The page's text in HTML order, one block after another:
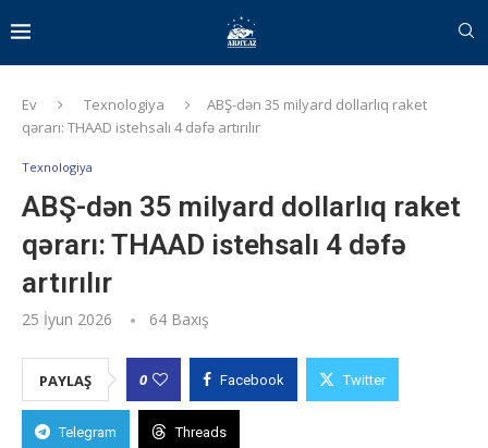
Ev Texnologiya
ABŞ-dən 35 milyard dollarlıq raket
qərarı: THAAD istehsalı 4 dəfə artırılır
Texnologiya
ABŞ-dən 35 milyard dollarlıq raket
qərarı: THAAD istehsalı 4 dəfə
artırılır
25 İyun 2026 64 Baxış
PAYLAŞ 0 Facebook Twitter
Telegram Threads